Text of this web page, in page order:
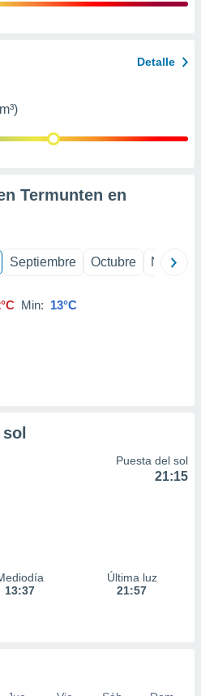
Detalle
Termunten en
Septiembre Octubre
Min: 13°C
Puesta del sol
21:15
13:37
Última luz
21:57